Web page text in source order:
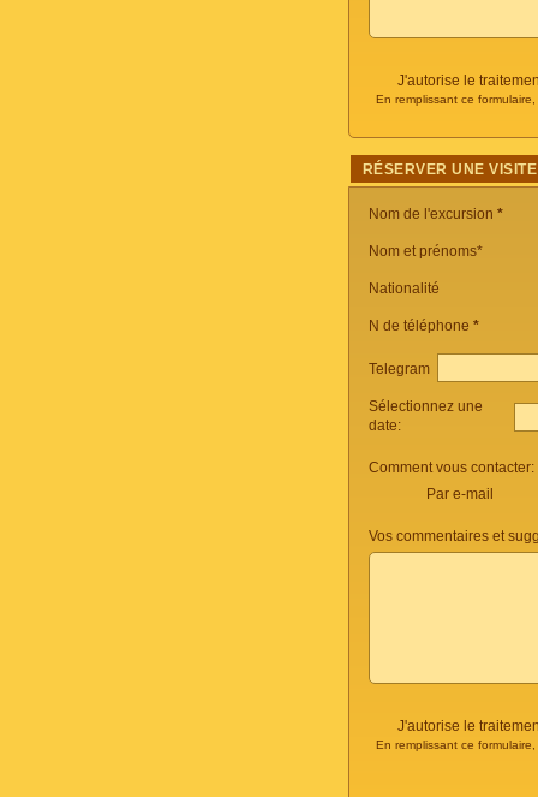
J'autorise le
En remplissant ce
RÉSERVER UNE
Nom de l'excursion *
Nom et prénoms*
Nationalité
N de téléphone *
Telegram
Sélectionnez une
date:
Comment vous contacter:
Par e-mail
Vos commentaires et
J'autorise le
En remplissant ce